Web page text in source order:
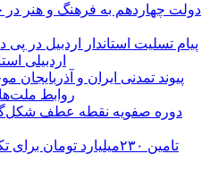
دولت چهاردهم به فرهنگ و هنر در
پیام تسلیت استاندار اردبیل در
اردبیلی
پیوند تمدنی ایران و
روابط
دوره صفویه نقطه عطف
تامین ۲۳۰میلیارد تومان برای تکمیل تالار شهر اردبیل